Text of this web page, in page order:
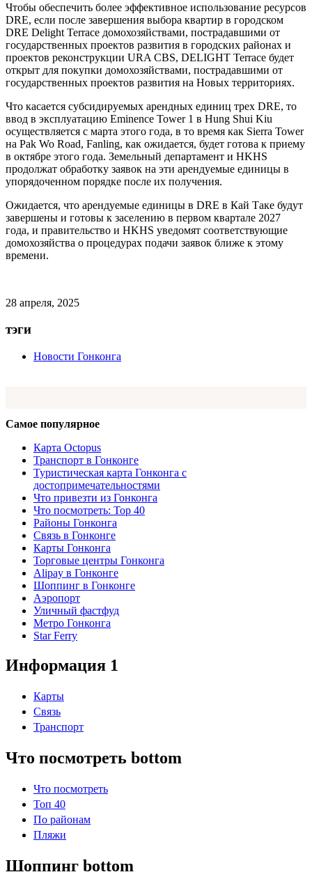
Чтобы обеспечить более эффективное использование ресурсов
DRE, если после завершения выбора квартир в городском
DRE Delight Terrace домохозяйствами, пострадавшими от
государственных проектов развития в городских районах и
проектов реконструкции URA CBS, DELIGHT Terrace будет
открыт для покупки домохозяйствами, пострадавшими от
государственных проектов развития на Новых территориях.
Что касается субсидируемых арендных единиц трех DRE, то
ввод в эксплуатацию Eminence Tower 1 в Hung Shui Kiu
осуществляется с марта этого года, в то время как Sierra Tower
на Pak Wo Road, Fanling, как ожидается, будет готова к приему
в октябре этого года. Земельный департамент и HKHS
продолжат обработку заявок на эти арендуемые единицы в
упорядоченном порядке после их получения.
Ожидается, что арендуемые единицы в DRE в Кай Таке будут
завершены и готовы к заселению в первом квартале 2027
года, и правительство и HKHS уведомят соответствующие
домохозяйства о процедурах подачи заявок ближе к этому
времени.
28 апреля, 2025
тэги
Новости Гонконга
Самое популярное
Карта Octopus
Транспорт в Гонконге
Туристическая карта Гонконга с
достопримечательностями
Что привезти из Гонконга
Что посмотреть: Top 40
Районы Гонконга
Связь в Гонконге
Карты Гонконга
Торговые центры Гонконга
Alipay в Гонконге
Шоппинг в Гонконге
Аэропорт
Уличный фастфуд
Метро Гонконга
Star Ferry
Информация 1
Карты
Связь
Транспорт
Что посмотреть bottom
Что посмотреть
Топ 40
По районам
Пляжи
Шоппинг bottom